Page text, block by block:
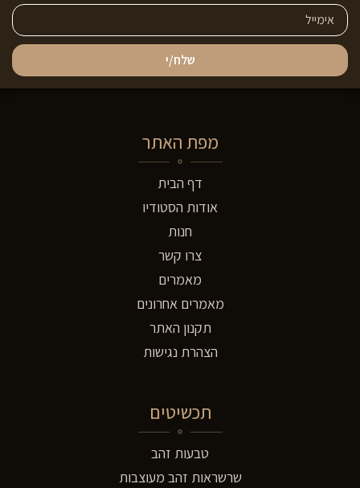
שלח/י
מפת האתר
דף הבית
אודות הסטודיו
חנות
צרו קשר
מאמרים
מאמרים אחרונים
תקנון האתר
הצהרת נגישות
תכשיטים
טבעות זהב
שרשראות זהב מעוצבות